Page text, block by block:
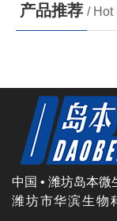
产品推荐 / Hot
中国 • 潍坊岛本微
潍坊市华滨生物